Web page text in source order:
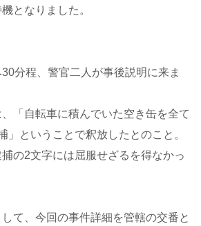
となりました。
分程、警官二人が事後説明に来ま
「自転車に積んでいた空き缶を全て
」ということで釈放したとのこと。
の2文字には屈服せざるを得なかっ
て、今回の事件詳細を管轄の交番と